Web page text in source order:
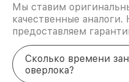
Мы ставим
качественные аналоги.
предоставляем
Сколько времени
оверлока?